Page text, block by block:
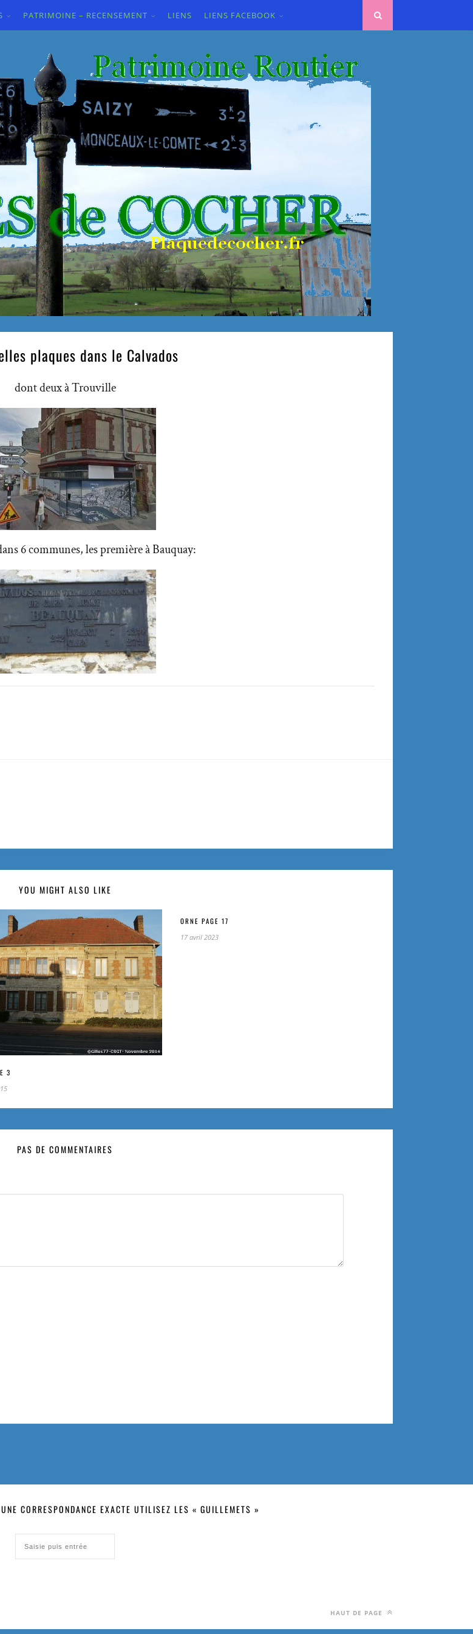
PATRIMOINE – RECENSEMENT LIENS LIENS FACEBOOK
plaques dans le Calvados
dont deux à Trouville
6 communes, les première à Bauquay:
YOU MIGHT ALSO LIKE
3
ORNE PAGE 17
17 avril 2023
PAS DE COMMENTAIRES
CORRESPONDANCE EXACTE UTILISEZ LES « GUILLEMETS »
HAUT DE PAGE